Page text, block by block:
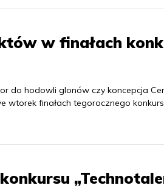
w finałach
do hodowli glonów czy koncepcja
finałach tegorocznego